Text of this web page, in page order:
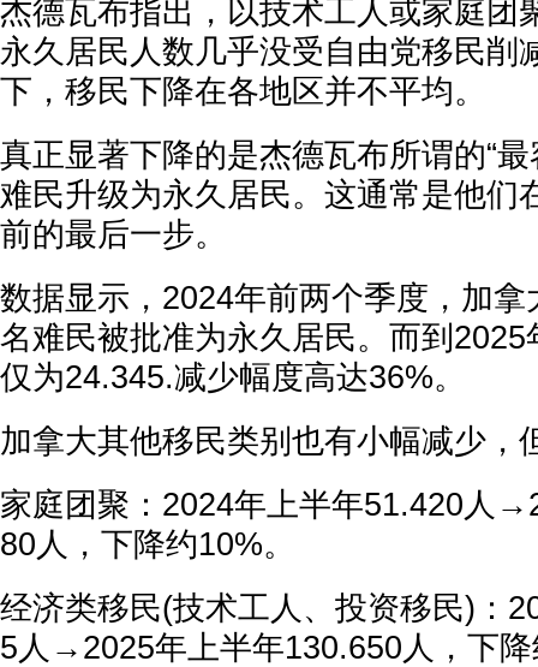
杰德瓦布指出，以技术工人或家庭团
永久居民人数几乎没受自由党移民削
下，移民下降在各地区并不平均。
真正显著下降的是杰德瓦布所谓的“
难民升级为永久居民。这通常是他们
前的最后一步。
数据显示，2024年前两个季度，加
名难民被批准为永久居民。而到
仅为24.345.减少幅度高达36%。
加拿大其他移民类别也有小幅减少，
家庭团聚：2024年上半年51.420人
80人，下降约10%。
经济类移民(技术工人、投资移民)：
5人→2025年上半年130.650人，下